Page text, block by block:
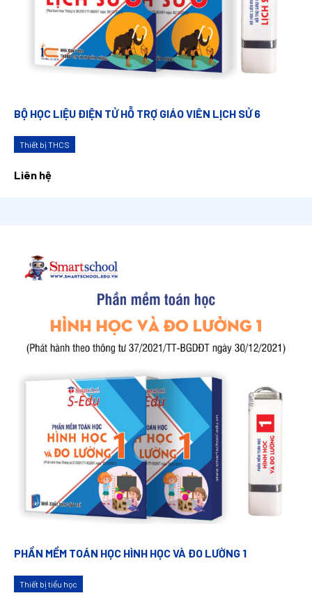
BỘ HỌC LIỆU ĐIỆN TỬ HỖ TRỢ GIÁO VIÊN LỊCH SỬ 6
Thiết bị THCS
Liên hệ
PHẦN MỀM TOÁN HỌC HÌNH HỌC VÀ ĐO LƯỜNG 1
Thiết bị tiểu học